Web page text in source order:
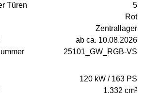
Türen
5
Rot
Zentrallager
ab ca. 10.08.2026
25101_GW_RGB-VS
120 kW / 163 PS
1.332 cm³